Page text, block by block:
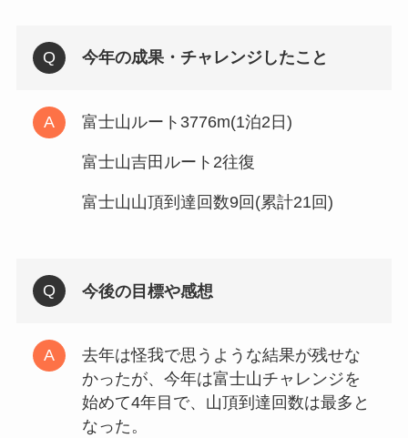
今年の成果・チャレンジしたこと
富士山ルート3776m(1泊2日)
富士山吉田ルート2往復
富士山山頂到達回数9回(累計21回)
今後の目標や感想
去年は怪我で思うような結果が残せな
かったが、今年は富士山チャレンジを
始めて4年目で、山頂到達回数は最多と
なった。